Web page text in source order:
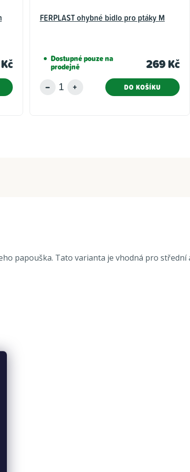
FERPLAST ohybné bidlo pro ptáky M
Dostupné pouze na
prodejně 269 Kč
DO KOŠÍKU
papouška. Tato varianta je vhodná pro střední